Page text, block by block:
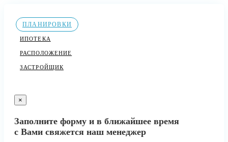
ПЛАНИРОВКИ
ИПОТЕКА
РАСПОЛОЖЕНИЕ
ЗАСТРОЙЩИК
×
Заполните форму и в ближайшее время
с Вами свяжется наш менеджер